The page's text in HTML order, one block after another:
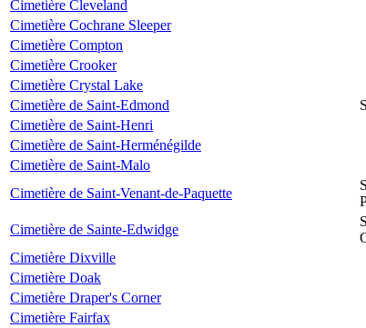
Cimetière Cleveland
Cimetière Cochrane Sleeper
Cimetière Compton
Cimetière Crooker
Cimetière Crystal Lake
Cimetière de Saint-Edmond
Cimetière de Saint-Henri
Cimetière de Saint-Herménégilde
Cimetière de Saint-Malo
Cimetière de Saint-Venant-de-Paquette
Cimetière de Sainte-Edwidge
Cimetière Dixville
Cimetière Doak
Cimetière Draper's Corner
Cimetière Fairfax